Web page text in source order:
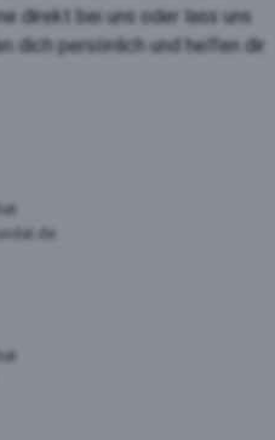
direkt bei uns oder lass uns
dich persönlich und helfen dir